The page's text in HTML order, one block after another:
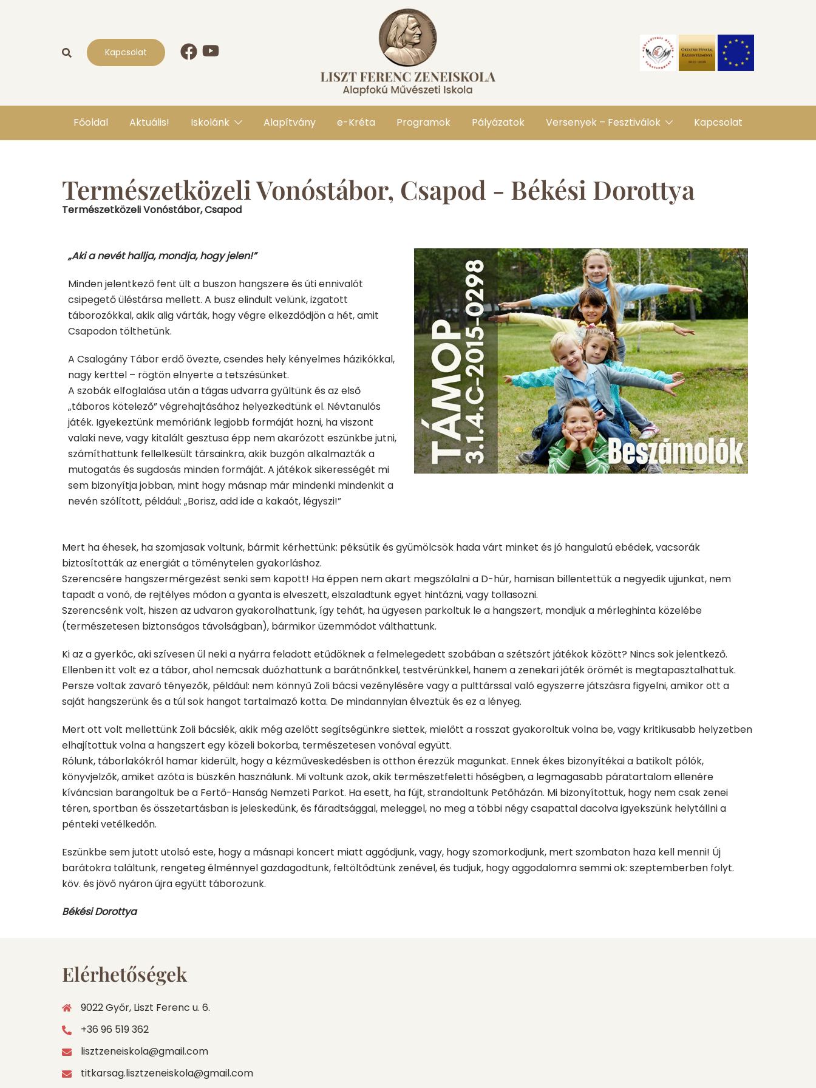
Kapcsolat
Főoldal Aktuális! Iskolánk Alapítvány e-Kréta Programok Pályázatok Versenyek – Fesztiválok Kapcsolat
Természetközeli Vonóstábor, Csapod - Békési Dorottya
Természetközeli Vonóstábor, Csapod
„Aki a nevét hallja, mondja, hogy jelen!”
Minden jelentkező fent ült a buszon hangszere és úti ennivalót
csipegető üléstársa mellett. A busz elindult velünk, izgatott
táborozókkal, akik alig várták, hogy végre elkezdődjön a hét, amit
Csapodon tölthetünk.
A Csalogány Tábor erdő övezte, csendes hely kényelmes házikókkal,
nagy kerttel – rögtön elnyerte a tetszésünket.
A szobák elfoglalása után a tágas udvarra gyűltünk és az első
„táboros kötelező” végrehajtásához helyezkedtünk el. Névtanulós
játék. Igyekeztünk memóriánk legjobb formáját hozni, ha viszont
valaki neve, vagy kitalált gesztusa épp nem akarózott eszünkbe jutni,
számíthattunk fellelkesült társainkra, akik buzgón alkalmazták a
mutogatás és sugdosás minden formáját. A játékok sikerességét mi
sem bizonyítja jobban, mint hogy másnap már mindenki mindenkit a
nevén szólított, például: „Borisz, add ide a kakaót, légyszi!”
Mert ha éhesek, ha szomjasak voltunk, bármit kérhettünk: péksütik és gyümölcsök hada várt minket és jó hangulatú ebédek, vacsorák
biztosították az energiát a töménytelen gyakorláshoz.
Szerencsére hangszermérgezést senki sem kapott! Ha éppen nem akart megszólalni a D-húr, hamisan billentettük a negyedik ujjunkat, nem
tapadt a vonó, de rejtélyes módon a gyanta is elveszett, elszaladtunk egyet hintázni, vagy tollasozni.
Szerencsénk volt, hiszen az udvaron gyakorolhattunk, így tehát, ha ügyesen parkoltuk le a hangszert, mondjuk a mérleghinta közelébe
(természetesen biztonságos távolságban), bármikor üzemmódot válthattunk.
Ki az a gyerkőc, aki szívesen ül neki a nyárra feladott etűdöknek a felmelegedett szobában a szétszórt játékok között? Nincs sok jelentkező.
Ellenben itt volt ez a tábor, ahol nemcsak duózhattunk a barátnőnkkel, testvérünkkel, hanem a zenekari játék örömét is megtapasztalhattuk.
Persze voltak zavaró tényezők, például: nem könnyű Zoli bácsi vezénylésére vagy a pulttárssal való egyszerre játszásra figyelni, amikor ott a
saját hangszerünk és a túl sok hangot tartalmazó kotta. De mindannyian élveztük és ez a lényeg.
Mert ott volt mellettünk Zoli bácsiék, akik még azelőtt segítségünkre siettek, mielőtt a rosszat gyakoroltuk volna be, vagy kritikusabb helyzetben
elhajítottuk volna a hangszert egy közeli bokorba, természetesen vonóval együtt.
Rólunk, táborlakókról hamar kiderült, hogy a kézműveskedésben is otthon érezzük magunkat. Ennek ékes bizonyítékai a batikolt pólók,
könyvjelzők, amiket azóta is büszkén használunk. Mi voltunk azok, akik természetfeletti hőségben, a legmagasabb páratartalom ellenére
kíváncsian barangoltuk be a Fertő-Hanság Nemzeti Parkot. Ha esett, ha fújt, strandoltunk Petőházán. Mi bizonyítottuk, hogy nem csak zenei
téren, sportban és összetartásban is jeleskedünk, és fáradtsággal, meleggel, no meg a többi négy csapattal dacolva igyekszünk helytállni a
pénteki vetélkedőn.
Eszünkbe sem jutott utolsó este, hogy a másnapi koncert miatt aggódjunk, vagy, hogy szomorkodjunk, mert szombaton haza kell menni! Új
barátokra találtunk, rengeteg élménnyel gazdagodtunk, feltöltődtünk zenével, és tudjuk, hogy aggodalomra semmi ok: szeptemberben folyt.
köv. és jövő nyáron újra együtt táborozunk.
Békési Dorottya
Elérhetőségek
9022 Győr, Liszt Ferenc u. 6.
+36 96 519 362
lisztzeneiskola@gmail.com
titkarsag.lisztzeneiskola@gmail.com